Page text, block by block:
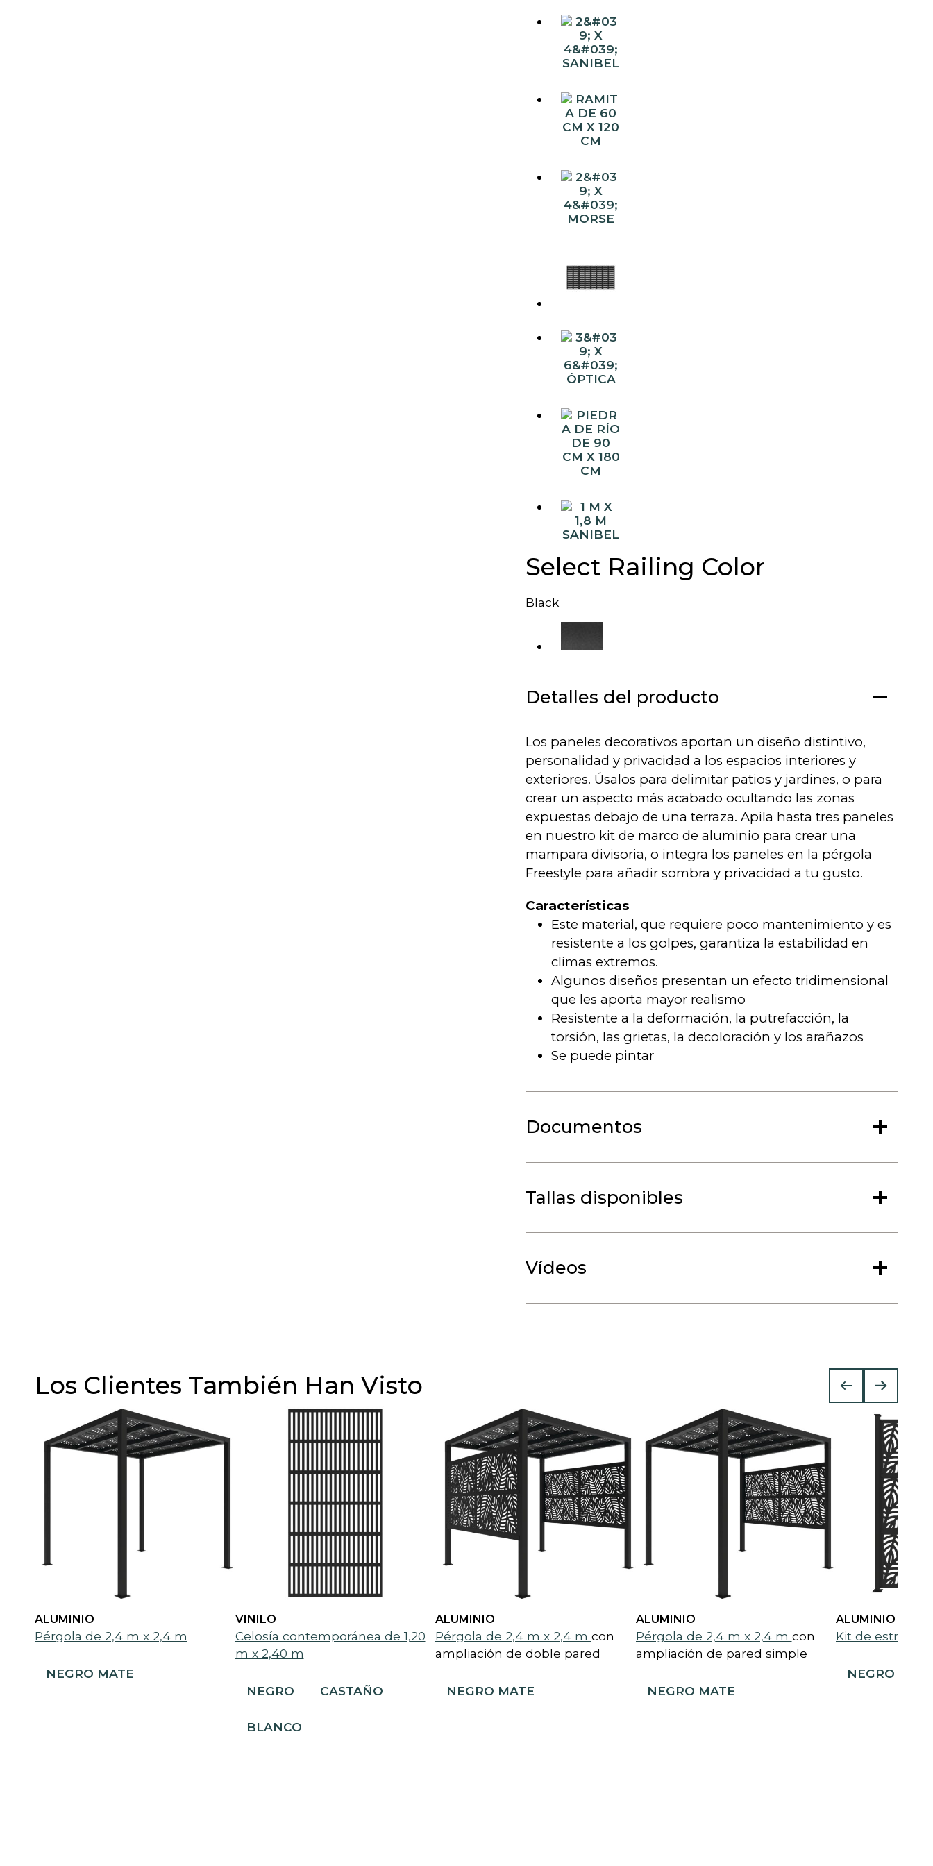
Select Railing Color
Black
Detalles del producto
Los paneles decorativos aportan un diseño distintivo,
personalidad y privacidad a los espacios interiores y
exteriores. Úsalos para delimitar patios y jardines, o para
crear un aspecto más acabado ocultando las zonas
expuestas debajo de una terraza. Apila hasta tres paneles
en nuestro kit de marco de aluminio para crear una
mampara divisoria, o integra los paneles en la pérgola
Freestyle para añadir sombra y privacidad a tu gusto.
Características
Este material, que requiere poco mantenimiento y es
resistente a los golpes, garantiza la estabilidad en
climas extremos.
Algunos diseños presentan un efecto tridimensional
que les aporta mayor realismo
Resistente a la deformación, la putrefacción, la
torsión, las grietas, la decoloración y los arañazos
Se puede pintar
Documentos
Tallas disponibles
Vídeos
Los Clientes También Han Visto
ALUMINIO
Pérgola de 2,4 m x 2,4 m
NEGRO MATE
VINILO
Celosía contemporánea de 1,20
m x 2,40 m
NEGRO CASTAÑO
BLANCO
ALUMINIO
Pérgola de 2,4 m x 2,4 m con
ampliación de doble pared
NEGRO MATE
ALUMINIO
Pérgola de 2,4 m x 2,4 m con
ampliación de pared simple
NEGRO MATE
ALUMINIO
Kit de
NEGRO